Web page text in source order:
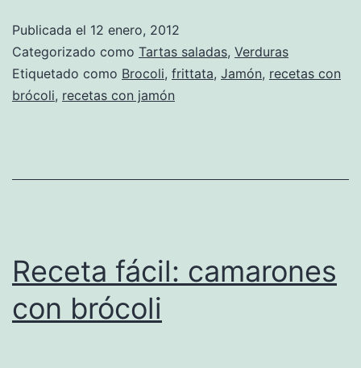
Publicada el 12 enero, 2012
Categorizado como Tartas saladas, Verduras
Etiquetado como Brocoli, frittata, Jamón, recetas con
brócoli, recetas con jamón
Receta fácil: camarones
con brócoli